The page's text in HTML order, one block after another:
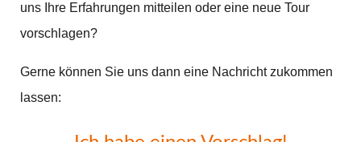
uns Ihre Erfahrungen mitteilen oder eine neue Tour
vorschlagen?
Gerne können Sie uns dann eine Nachricht zukommen
lassen: